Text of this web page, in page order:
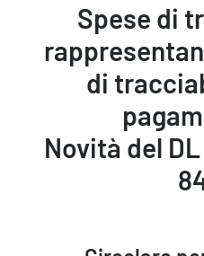
Spese di
di
Novità del